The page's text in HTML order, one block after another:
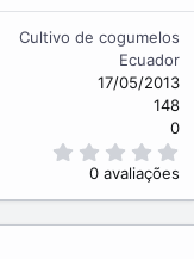
Cultivo de cogumelos
Ecuador
17/05/2013
148
0
0
s
0 avaliações